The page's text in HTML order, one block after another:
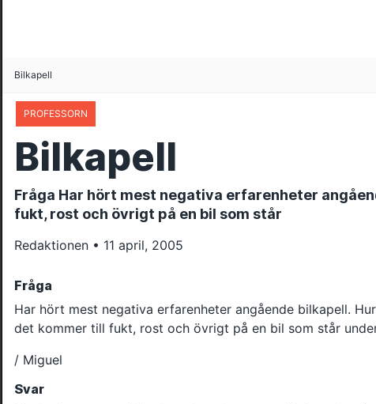
Bilkapell
PROFESSORN
Bilkapell
Fråga Har hört mest negativa erfarenheter
fukt, rost och övrigt på en bil som står
Redaktionen • 11 april, 2005
Fråga
Har hört mest negativa erfarenheter angående bilkapell.
det kommer till fukt, rost och övrigt på en bil som står
/ Miguel
Svar